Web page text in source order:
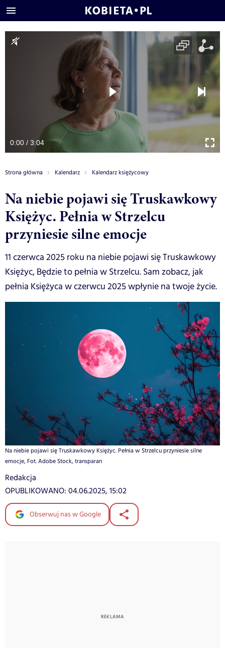
0:00 / 3:04
Strona główna Kalendarz Kalendarz księżycowy
Na niebie pojawi się Truskawkowy
Księżyc. Pełnia w Strzelcu
przyniesie silne emocje
11 czerwca 2025 roku na niebie pojawi się Truskawkowy
Księżyc, Będzie to pełnia w Strzelcu. Sam zobacz, jak
pełnia Księżyca w czerwcu 2025 wpłynie na twoje życie.
Na niebie pojawi się Truskawkowy Księżyc. Pełnia w Strzelcu przyniesie silne
emocje, Fot. Adobe Stock, transparan
Redakcja
OPUBLIKOWANO: 04.06.2025, 15:02
Obserwuj nas w Google